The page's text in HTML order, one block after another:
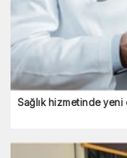
Sağlık hizmetinde yeni